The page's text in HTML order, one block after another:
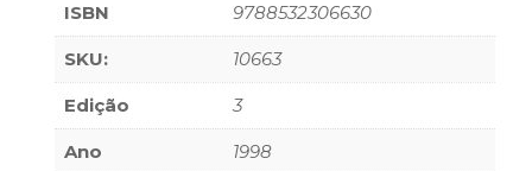
Empresarial
(31)
Religião,
Espiritualidade,
Filosofia
(63)
ISBN 9788532306630
SKU: 10663
Edição 3
Ano 1998